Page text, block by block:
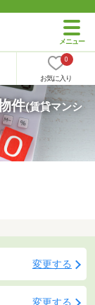
0
お気に入り
件(賃貸マンシ
変更する
変更する